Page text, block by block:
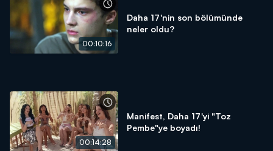
00:10:16
Daha 17'nin son bölümünde
neler oldu?
00:14:28
Manifest, Daha 17'yi "Toz
Pembe"ye boyadı!